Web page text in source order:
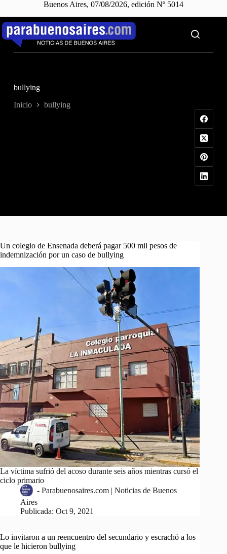
Buenos Aires, 07/08/2026, edición Nº 5014
Saltar
contenido
bullying
Inicio bullying
Un colegio de Ensenada deberá pagar 500 mil pesos de
indemnización por un caso de bullying
La víctima sufrió del acoso durante seis años mientras cursó el
ciclo primario
- Parabuenosaires.com | Noticias de Buenos
Aires
Publicada: Oct 9, 2021
Lo invitaron a un reencuentro del secundario y escrachó a los
que le hicieron bullying